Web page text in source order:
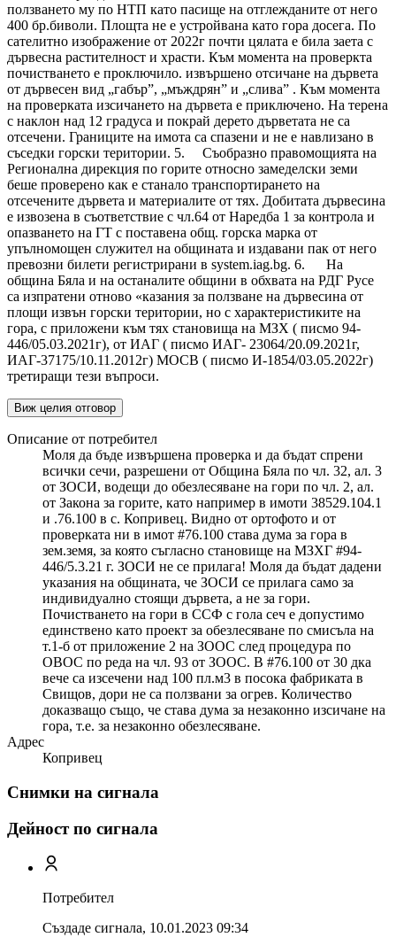
ползването му по НТП като пасище на отглежданите от него
400 бр.биволи. Площта не е устройвана като гора досега. По
сателитно изображение от 2022г почти цялата е била заета с
дървесна растителност и храсти. Към момента на проверкта
почистването е проключило. извършено отсичане на дървета
от дървесен вид „габър”, „мъждрян” и „слива” . Към момента
на проверката изсичането на дървета е приключено. На терена
с наклон над 12 градуса и покрай дерето дърветата не са
отсечени. Границите на имота са спазени и не е навлизано в
съседки горски територии. 5. Съобразно правомощията на
Регионална дирекция по горите относно замеделски земи
беше проверено как е станало транспортирането на
отсечените дървета и материалите от тях. Добитата дървесина
е извозена в съответствие с чл.64 от Наредба 1 за контрола и
опазването на ГТ с поставена общ. горска марка от
упълномощен служител на общината и издавани пак от него
превозни билети регистрирани в system.iag.bg. 6. На
община Бяла и на останалите общини в обхвата на РДГ Русе
са изпратени отново «казания за ползване на дървесина от
площи извън горски територии, но с характеристиките на
гора, с приложени към тях становища на МЗХ ( писмо 94-
446/05.03.2021г), от ИАГ ( писмо ИАГ- 23064/20.09.2021г,
ИАГ-37175/10.11.2012г) МОСВ ( писмо И-1854/03.05.2022г)
третиращи тези въпроси.
Виж целия отговор
Описание от потребител
Моля да бъде извършена проверка и да бъдат спрени
всички сечи, разрешени от Община Бяла по чл. 32, ал. 3
от ЗОСИ, водещи до обезлесяване на гори по чл. 2, ал.
от Закона за горите, като например в имоти 38529.104.1
и .76.100 в с. Копривец. Видно от ортофото и от
проверката ни в имот #76.100 става дума за гора в
зем.земя, за която съгласно становище на МЗХГ #94-
446/5.3.21 г. ЗОСИ не се прилага! Моля да бъдат дадени
указания на общината, че ЗОСИ се прилага само за
индивидуално стоящи дървета, а не за гори.
Почистването на гори в ССФ с гола сеч е допустимо
единствено като проект за обезлесяване по смисъла на
т.1-б от приложение 2 на ЗООС след процедура по
ОВОС по реда на чл. 93 от ЗООС. В #76.100 от 30 дка
вече са изсечени над 100 пл.м3 в посока фабриката в
Свищов, дори не са ползвани за огрев. Количество
доказващо също, че става дума за незаконно изсичане на
гора, т.е. за незаконно обезлесяване.
Адрес
Копривец
Снимки на сигнала
Дейност по сигнала
Потребител
Създаде сигнала, 10.01.2023 09:34